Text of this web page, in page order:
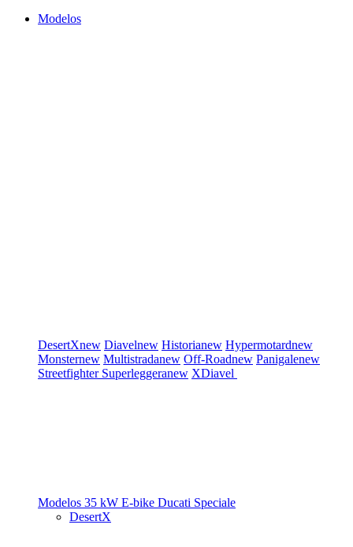
Modelos
DesertXnew Diavelnew Historianew Hypermotardnew
Monsternew Multistradanew Off-Roadnew Panigalenew
Streetfighter Superleggeranew XDiavel
Modelos 35 kW E-bike Ducati Speciale
DesertX